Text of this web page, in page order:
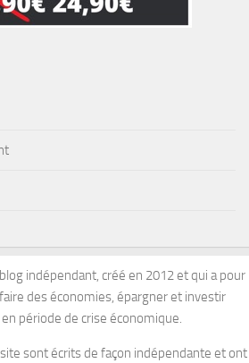
indépendant, créé en 2012 et qui a pour
des économies, épargner et investir
période de crise économique.
sont écrits de façon indépendante et ont